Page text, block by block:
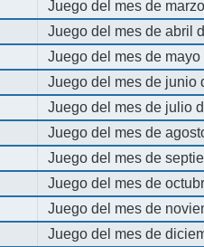
Juego del mes de
Juego del mes de abril
Juego del mes de
Juego del mes de junio
Juego del mes de julio
Juego del mes de
Juego del mes de
Juego del mes de
Juego del mes de
Juego del mes de